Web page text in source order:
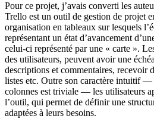
Pour ce projet, j’avais converti les
Trello est un outil de gestion de projet
organisation en tableaux sur lesquels
représentant un état d’avancement
celui-ci représenté par une « carte ».
des utilisateurs, peuvent avoir une
descriptions et commentaires, recevoir
listes etc. Outre son caractère intuitif —
colonnes est triviale — les utilisateurs
l’outil, qui permet de définir une
adaptées à leurs besoins.